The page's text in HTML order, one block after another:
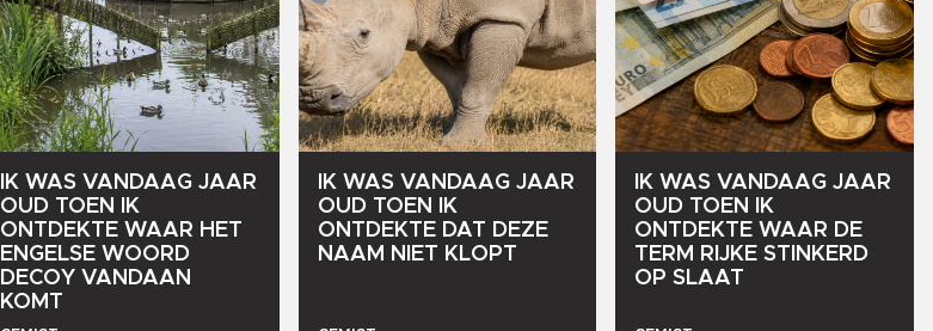
IK WAS VANDAAG JAAR
OUD TOEN
IK
ONTDEKTE WAAR HET
ENGELSE WOORD
DECOY VANDAAN
KOMT
IK WAS VANDAAG JAAR
OUD TOEN
IK
ONTDEKTE DAT DEZE
NAAM
NIET KLOPT
IK WAS VANDAAG JAAR
OUD TOEN
IK
ONTDEKTE WAAR DE
TERM
RIJKE STINKERD
OP SLAAT